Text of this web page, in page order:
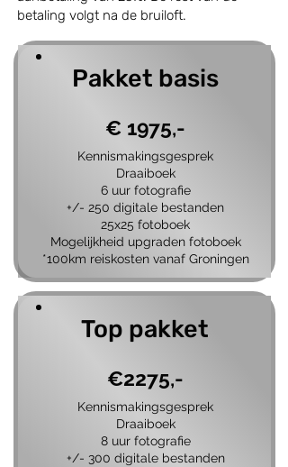
betaling volgt na de bruiloft.
Pakket basis
€ 1975,-
Kennismakingsgesprek
Draaiboek
6 uur fotografie
+/- 250 digitale bestanden
25x25 fotoboek
Mogelijkheid upgraden fotoboek
*100km reiskosten vanaf Groningen
Top pakket
€2275,-
Kennismakingsgesprek
Draaiboek
8 uur fotografie
+/- 300 digitale bestanden